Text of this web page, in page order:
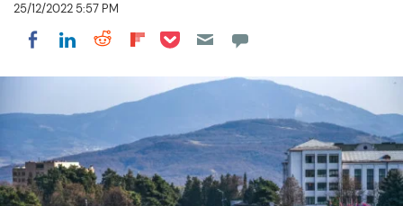
25/12/2022 5:57 PM
Share on Facebook
Share on LinkedIn
Share on Reddit
Share on Flipboard
Share on Pocket